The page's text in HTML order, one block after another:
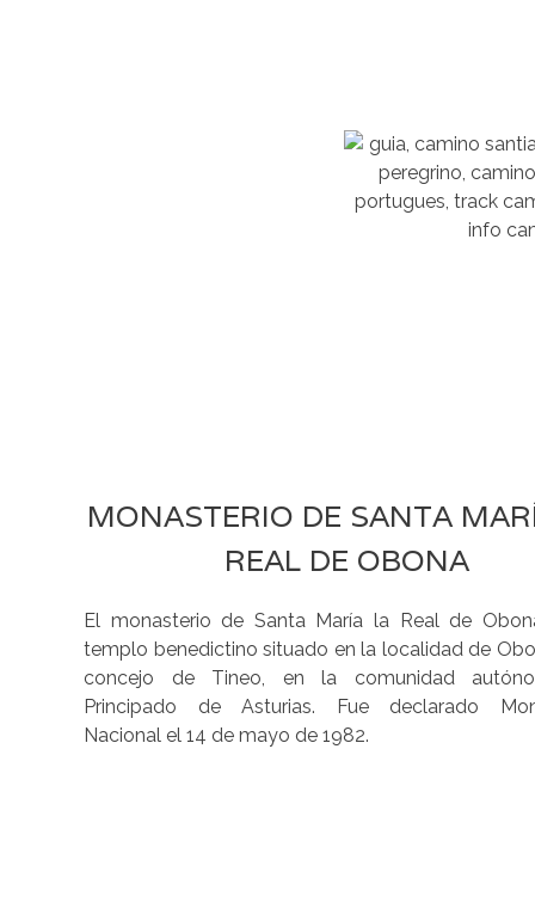
MONASTERIO DE SANTA
REAL DE OBONA
El monasterio de Santa María la Real de
templo benedictino situado en la localidad de
concejo de Tineo, en la comunidad
Principado de Asturias. Fue declarado
Nacional el 14 de mayo de 1982.​